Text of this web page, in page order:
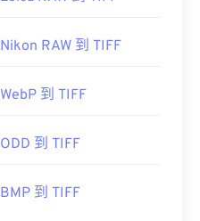
Nikon RAW 到 TIFF
WebP 到 TIFF
ODD 到 TIFF
BMP 到 TIFF